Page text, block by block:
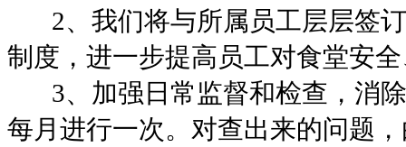
2、我们将与所属员工层层签
制度，进一步提高员工对食堂安
3、加强日常监督和检查，消
每月进行一次。对查出来的问题